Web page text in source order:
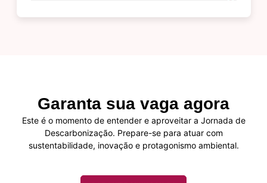
Garanta sua vaga agora
Este é o momento de entender e aproveitar a Jornada de
Descarbonização. Prepare-se para atuar com
sustentabilidade, inovação e protagonismo ambiental.